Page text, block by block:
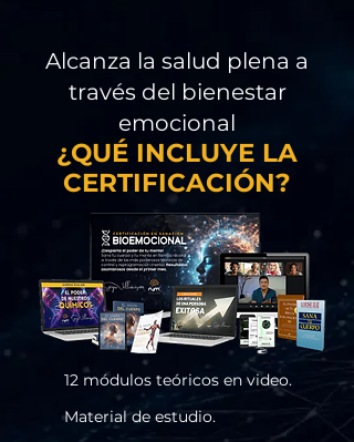
Alcanza la salud plena a
través del bienestar
emocional
¿QUÉ INCLUYE LA
CERTIFICACIÓN?
12 módulos teóricos en video.
Material de estudio.